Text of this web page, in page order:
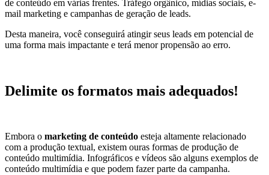
de conteúdo em várias frentes. Tráfego orgânico, mídias sociais, e-
mail marketing e campanhas de geração de leads.
Desta maneira, você conseguirá atingir seus leads em potencial de
uma forma mais impactante e terá menor propensão ao erro.
Delimite os formatos mais adequados!
Embora o marketing de conteúdo esteja altamente relacionado
com a produção textual, existem ouras formas de produção de
conteúdo multimídia. Infográficos e vídeos são alguns exemplos de
conteúdo multimídia e que podem fazer parte da campanha.